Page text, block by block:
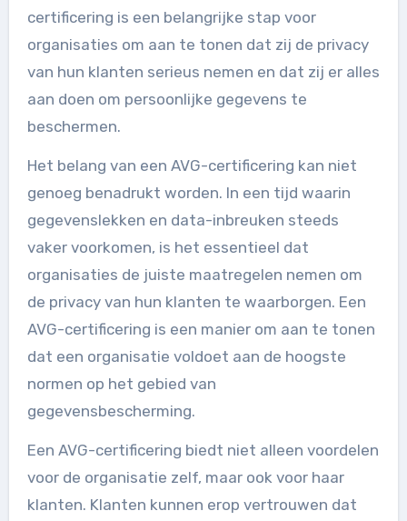
certificering is een belangrijke stap voor
organisaties om aan te tonen dat zij de privacy
van hun klanten serieus nemen en dat zij er alles
aan doen om persoonlijke gegevens te
beschermen.
Het belang van een AVG-certificering kan niet
genoeg benadrukt worden. In een tijd waarin
gegevenslekken en data-inbreuken steeds
vaker voorkomen, is het essentieel dat
organisaties de juiste maatregelen nemen om
de privacy van hun klanten te waarborgen. Een
AVG-certificering is een manier om aan te tonen
dat een organisatie voldoet aan de hoogste
normen op het gebied van
gegevensbescherming.
Een AVG-certificering biedt niet alleen voordelen
voor de organisatie zelf, maar ook voor haar
klanten. Klanten kunnen erop vertrouwen dat